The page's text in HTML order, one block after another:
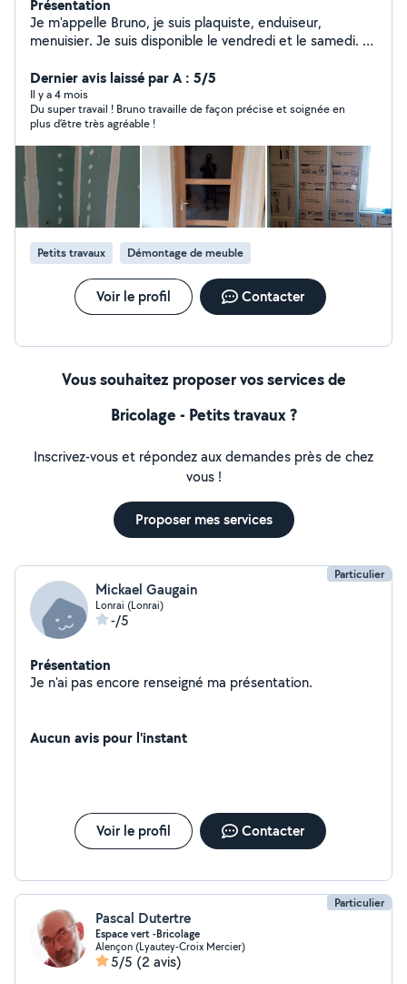
Présentation
Je m'appelle Bruno, je suis plaquiste, enduiseur,
menuisier. Je suis disponible le vendredi et le samedi. Je
pose de carrelage et de faïence, monter les meubles.
Dernier avis laissé par A : 5/5
Il y a 4 mois
Du super travail ! Bruno travaille de façon précise et soignée en
plus d’être très agréable !
Petits travaux Démontage de meuble
Voir le profil Contacter
Vous souhaitez proposer vos services de
Bricolage - Petits travaux ?
Inscrivez-vous et répondez aux demandes près de chez
vous !
Proposer mes services
Particulier
Mickael Gaugain
Lonrai (Lonrai)
-/5
Présentation
Je n'ai pas encore renseigné ma présentation.
Aucun avis pour l'instant
Voir le profil Contacter
Particulier
Pascal Dutertre
Espace vert -Bricolage
Alençon (Lyautey-Croix Mercier)
5/5 (2 avis)